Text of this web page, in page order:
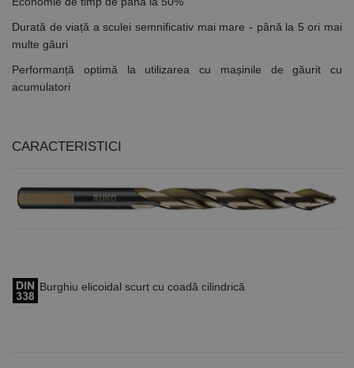
Durată de viață a sculei semnificativ mai mare - până la 5 ori mai
multe găuri
Performanță optimă la utilizarea cu mașinile de găurit cu
acumulatori
CARACTERISTICI
Burghiu elicoidal scurt cu coadă cilindrică